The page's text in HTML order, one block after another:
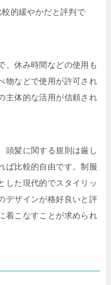
的緩やかだと評判で
、休み時間などの使用も
物などで使用が許可され
主体的な活用が信頼され
頭髪に関する規則は厳し
ば比較的自由です。制服
した現代的でスタイリッ
デザインが格好良いと評
着こなすことが求められ